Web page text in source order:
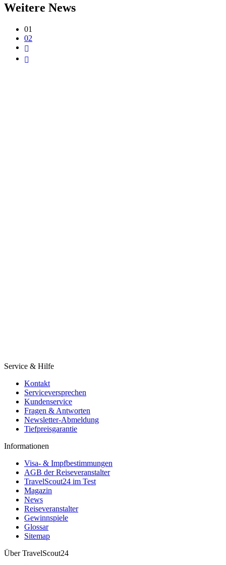
Weitere News
01
02
Service & Hilfe
Kontakt
Serviceversprechen
Kundenservice
Fragen & Antworten
Newsletter-Abmeldung
Tiefpreisgarantie
Informationen
Visa- & Impfbestimmungen
AGB der Reiseveranstalter
TravelScout24 im Test
Magazin
News
Reiseveranstalter
Gewinnspiele
Glossar
Sitemap
Über TravelScout24